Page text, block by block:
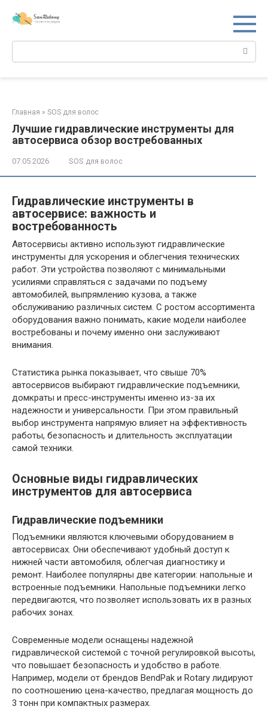
Главная » SOS для волос
Лучшие гидравлические инструменты для
автосервиса обзор востребованных
07.05.2026 SOS для волос
Гидравлические инструменты в
автосервисе: важность и
востребованность
Автосервисы активно используют гидравлические
инструменты для ускорения и облегчения технических
работ. Эти устройства позволяют с минимальными
усилиями справляться с задачами по подъему
автомобилей, выпрямлению кузова, а также
обслуживанию различных систем. С ростом ассортимента
оборудования важно понимать, какие модели наиболее
востребованы и почему именно они заслуживают
внимания.
Статистика рынка показывает, что свыше 70%
автосервисов выбирают гидравлические подъемники,
домкраты и пресс-инструменты именно из-за их
надежности и универсальности. При этом правильный
выбор инструмента напрямую влияет на эффективность
работы, безопасность и длительность эксплуатации
самой техники.
Основные виды гидравлических
инструментов для автосервиса
Гидравлические подъемники
Подъемники являются ключевыми оборудованием в
автосервисах. Они обеспечивают удобный доступ к
нижней части автомобиля, облегчая диагностику и
ремонт. Наиболее популярны две категории: напольные и
встроенные подъемники. Напольные подъемники легко
передвигаются, что позволяет использовать их в разных
рабочих зонах.
Современные модели оснащены надежной
гидравлической системой с точной регулировкой высоты,
что повышает безопасность и удобство в работе.
Например, модели от брендов BendPak и Rotary лидируют
по соотношению цена-качество, предлагая мощность до
3 тонн при компактных размерах.